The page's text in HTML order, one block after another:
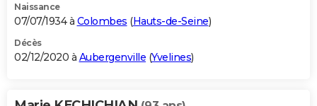
Naissance
07/07/1934 à Colombes (Hauts-de-Seine)
Décès
02/12/2020 à Aubergenville (Yvelines)